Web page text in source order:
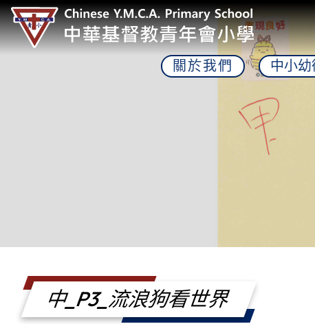
關於我們 中小
中_P3_流浪狗看世界